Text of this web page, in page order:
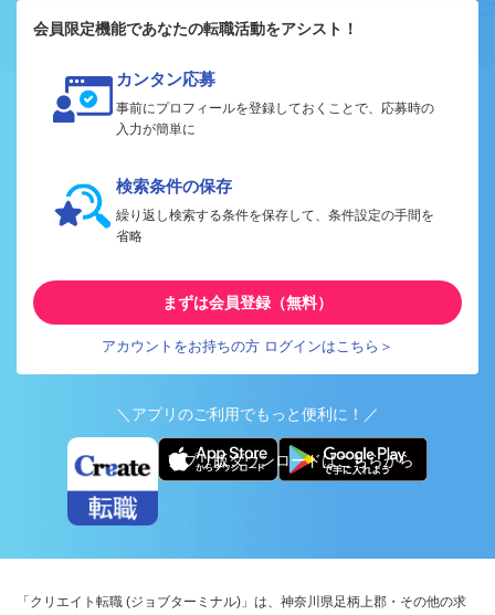
会員限定機能であなたの転職活動をアシスト！
カンタン応募
事前にプロフィールを登録しておくことで、応募時の
入力が簡単に
検索条件の保存
繰り返し検索する条件を保存して、条件設定の手間を
省略
まずは会員登録（無料）
アカウントをお持ちの方 ログインはこちら＞
＼アプリのご利用でもっと便利に！／
アプリ版ダウンロードはこちらから
「クリエイト転職 (ジョブターミナル)」は、神奈川県足柄上郡・その他の求